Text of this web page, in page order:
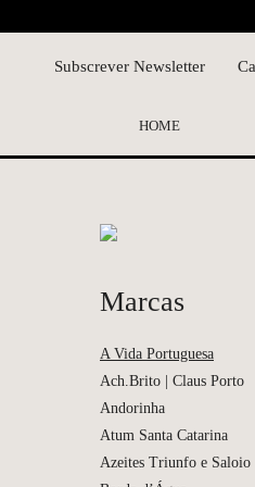
Subscrever Newsletter
HOME
Marcas
A Vida Portuguesa
Ach.Brito | Claus Porto
Andorinha
Atum Santa Catarina
Azeites Triunfo e Saloio